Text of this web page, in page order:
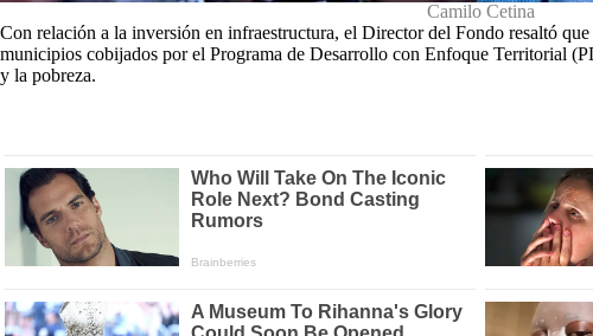
Camilo Cetina
Con relación a la inversión en infraestructura, el Director del Fondo resaltó
municipios cobijados por el Programa de Desarrollo con Enfoque Territorial
y la pobreza.